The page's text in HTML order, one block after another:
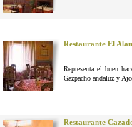
Restaurante El
Representa el buen
Gazpacho andaluz y
Restaurante